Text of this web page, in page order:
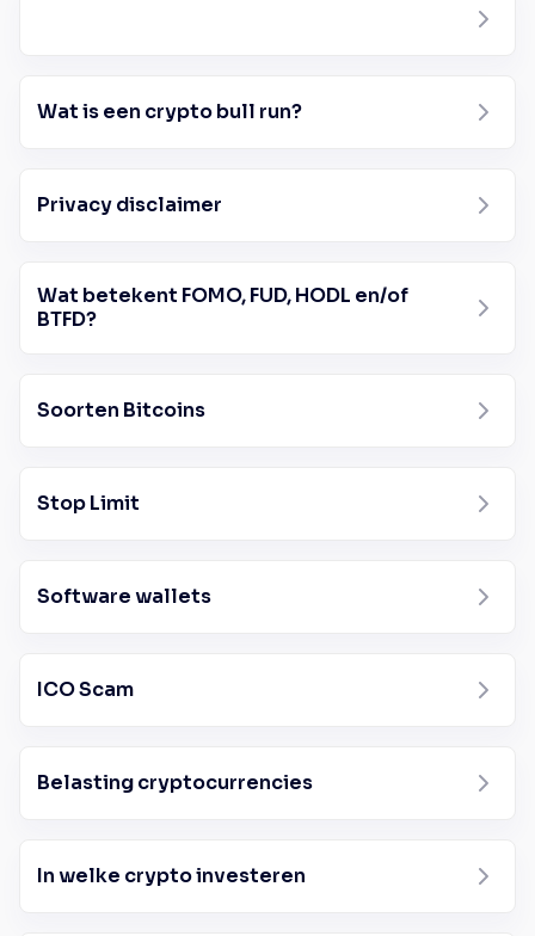
Wat is een crypto bull run?
Privacy disclaimer
Wat betekent FOMO, FUD, HODL en/of
BTFD?
Soorten Bitcoins
Stop Limit
Software wallets
ICO Scam
Belasting cryptocurrencies
In welke crypto investeren